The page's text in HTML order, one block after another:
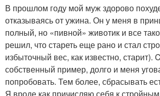
В прошлом году мой муж здорово
отказываясь от ужина. Он у меня в
полный, но «пивной» животик и все
решил, что стареть еще рано и стал
избыточный вес, как известно, старит).
собственный пример, долго и меня
попробовать. Тем более, сбрасывать